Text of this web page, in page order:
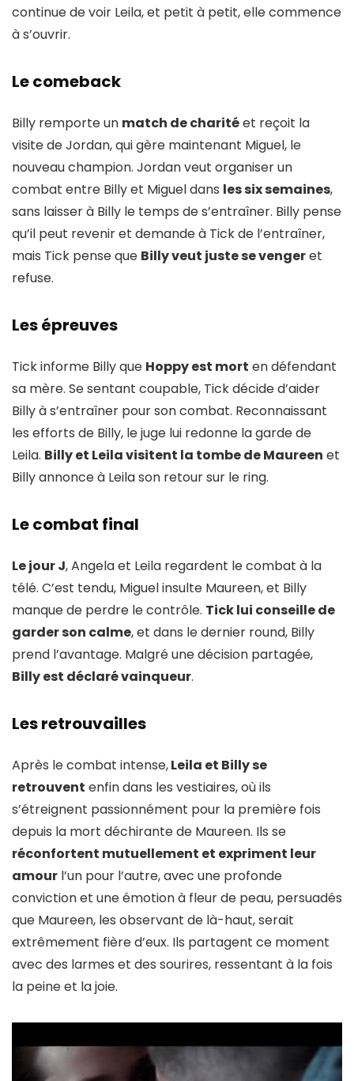
continue de voir Leila, et petit à petit, elle commence
à s’ouvrir.
Le comeback
Billy remporte un match de charitéet reçoit la
visite de Jordan, qui gère maintenant Miguel, le
nouveau champion. Jordan veut organiser un
combat entre Billy et Miguel dans les six semaines,
sans laisser à Billy le temps de s’entraîner. Billy pense
qu’il peut revenir et demande à Tick de l’entraîner,
mais Tick pense que Billy veut juste se vengeret
refuse.
Les épreuves
Tick informe Billy que Hoppy est mort en défendant
sa mère. Se sentant coupable, Tick décide d’aider
Billy à s’entraîner pour son combat. Reconnaissant
les efforts de Billy, le juge lui redonne la garde de
Leila. Billy et Leila visitent la tombe de Maureen et
Billy annonce à Leila son retour sur le ring.
Le combat final
Le jour J, Angela et Leila regardent le combat à la
télé. C’est tendu, Miguel insulte Maureen, et Billy
manque de perdre le contrôle. Tick lui conseille de
garder son calme, et dans le dernier round, Billy
prend l’avantage. Malgré une décision partagée,
Billy est déclaré vainqueur.
Les retrouvailles
Après le combat intense,Leila et Billy se
retrouvent enfin dans les vestiaires, où ils
s’étreignent passionnément pour la première fois
depuis la mort déchirante de Maureen. Ils se
réconfortent mutuellement et expriment leur
amour l’un pour l’autre, avec une profonde
conviction et une émotion à fleur de peau, persuadés
que Maureen, les observant de là-haut, serait
extrêmement fière d’eux. Ils partagent ce moment
avec des larmes et des sourires, ressentant à la fois
la peine et la joie.